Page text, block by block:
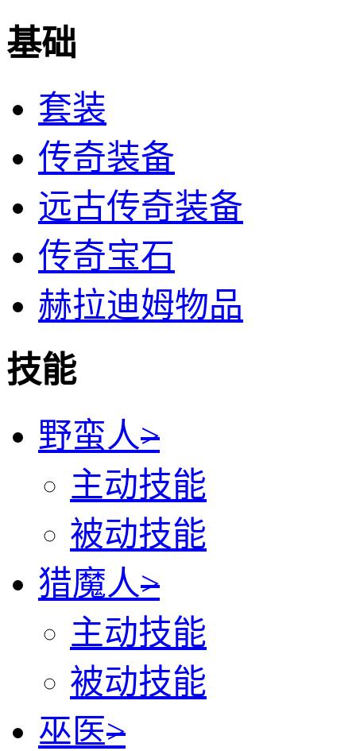
基础
套装
传奇装备
远古传奇装备
传奇宝石
赫拉迪姆物品
技能
野蛮人>
主动技能
被动技能
猎魔人>
主动技能
被动技能
巫医>